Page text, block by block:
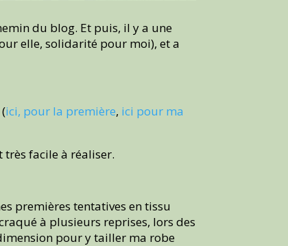
du blog. Et puis, il y a une
elle, solidarité pour moi), et a
ici, pour la première, ici pour ma
facile à réaliser.
premières tentatives en tissu
à plusieurs reprises, lors des
pour y tailler ma robe